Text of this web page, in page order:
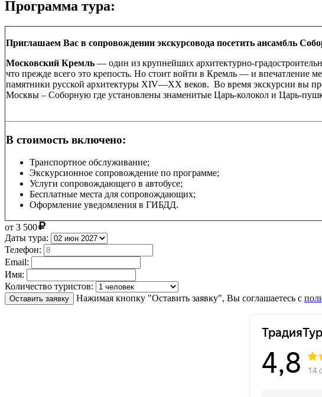
Программа тура:
Приглашаем Вас в сопровождении экскурсовода посетить ансамбль
Московский Кремль — один из крупнейших архитектурно-
что прежде всего это крепость. Но стоит войти в Кремль — и впечатление
памятники русской архитектуры XIV—XX веков. Во время экскурсии вы
Москвы – Соборную где установлены знаменитые Царь-колокол и Царь-
В стоимость включено:
Транспортное обслуживание;
Экскурсионное сопровождение по программе;
Услуги сопровождающего в автобусе;
Бесплатные места для сопровождающих;
Оформление уведомления в ГИБДД.
от 3 500
Даты тура:
Телефон:
Email:
Имя:
Количество туристов:
Оставить заявку Нажимая кнопку "Оставить заявку", Вы соглашаетесь с